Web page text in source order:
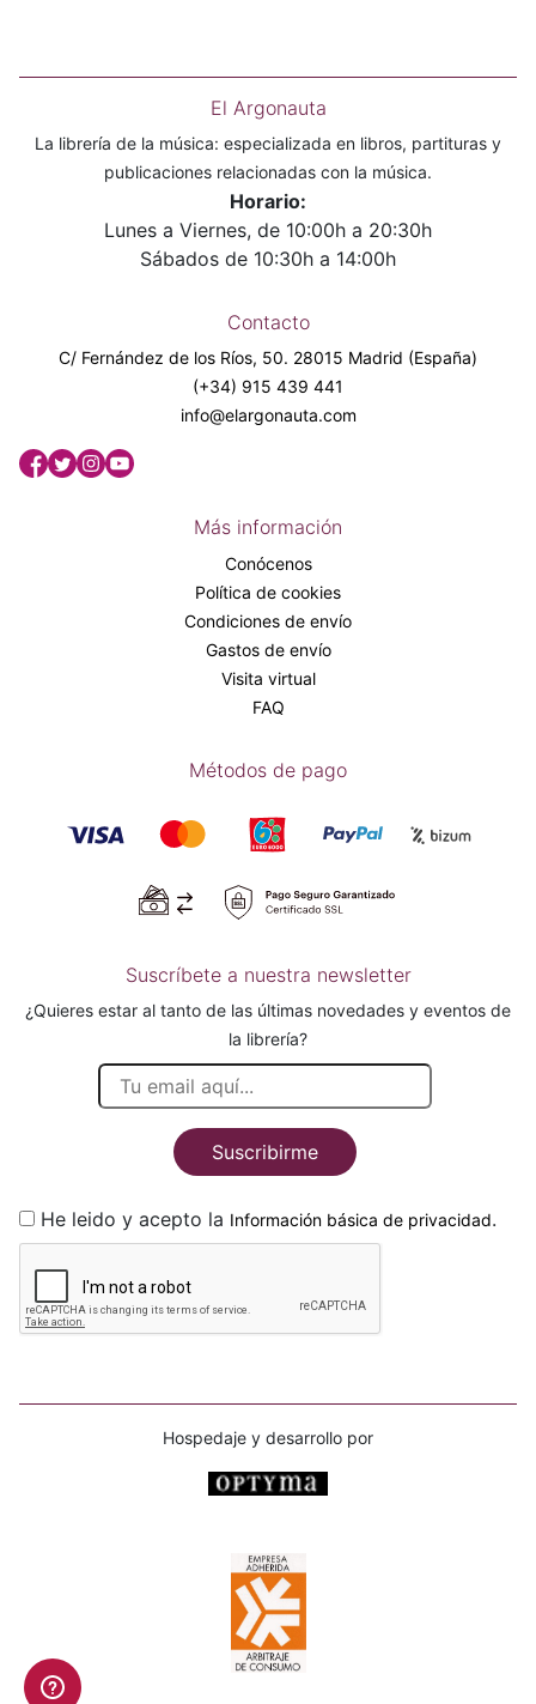
El Argonauta
La librería de la música: especializada en libros, partituras y
publicaciones relacionadas con la música.
Horario:
Lunes a Viernes, de 10:00h a 20:30h
Sábados de 10:30h a 14:00h
Contacto
C/ Fernández de los Ríos, 50. 28015 Madrid (España)
(+34) 915 439 441
info@elargonauta.com
Más información
Conócenos
Política de cookies
Condiciones de envío
Gastos de envío
Visita virtual
FAQ
Métodos de pago
Suscríbete a nuestra newsletter
¿Quieres estar al tanto de las últimas novedades y eventos de
la librería?
Suscribirme
He leido y acepto la Información básica de privacidad.
Hospedaje y desarrollo por